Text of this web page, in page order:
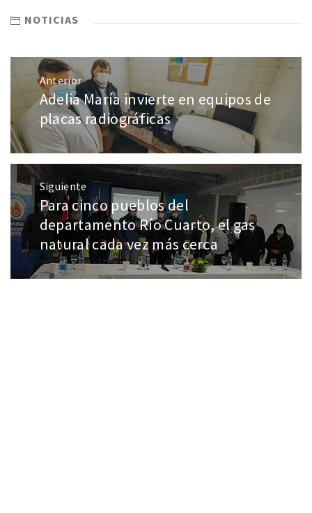
NOTICIAS
Anterior
Adelia María invierte en equipos de
placas radiográficas
Siguiente
Para cinco pueblos del
departamento Río Cuarto, el gas
natural cada vez más cerca